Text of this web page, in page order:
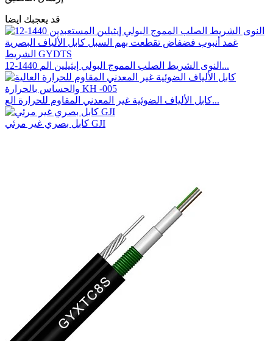
قد يعجبك ايضا
12-1440 النوى الشريط الصلب المموج البولي إيثيلين الم...
كابل الألياف الضوئية غير المعدني المقاوم للحرارة الع...
كابل بصري غير مرئي GJI